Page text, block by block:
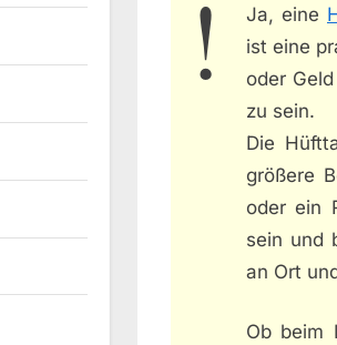
Ja, eine
ist eine
oder
zu sein.
Die
größere
oder ein
sein und
an Ort
Ob beim